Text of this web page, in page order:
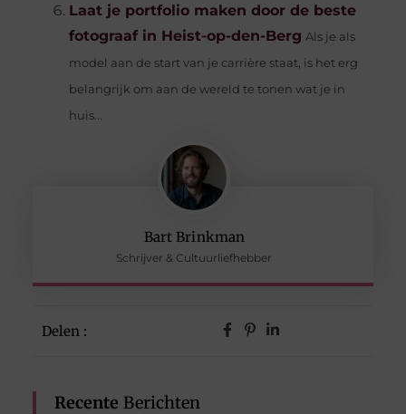
Bart Brinkman
Schrijver & Cultuurliefhebber
Delen :
Recente Berichten
Laat je portfolio maken door de beste
fotograaf in Heist-op-den-Berg Als je als
model aan de start van je carrière staat, is het erg
belangrijk om aan de wereld te tonen wat je in
huis...